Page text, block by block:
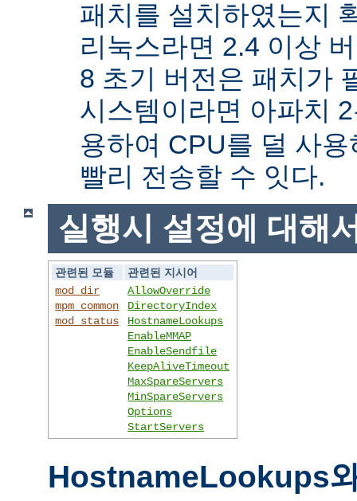
패치를 설치하였는지
리눅스라면 2.4 이상
8 초기 버전은 패치가
시스템이라면 아파치
용하여 CPU를 덜 사
빨리 전송할 수 잇다.
실행시 설정에 대해
관련된 모듈
관련된 지시어
mod_dir
mpm_common
mod_status
AllowOverride
DirectoryIndex
HostnameLookups
EnableMMAP
EnableSendfile
KeepAliveTimeout
MaxSpareServers
MinSpareServers
Options
StartServers
HostnameLookups